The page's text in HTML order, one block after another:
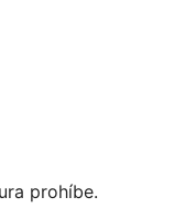
prohíbe.